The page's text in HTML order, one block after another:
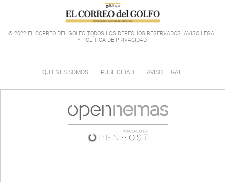
© 2022 EL CORREO DEL GOLFO TODOS LOS DERECHOS RESERVADOS. AVISO LEGAL
Y POLÍTICA DE PRIVACIDAD.
QUIÉNES SOMOS PUBLICIDAD AVISO LEGAL